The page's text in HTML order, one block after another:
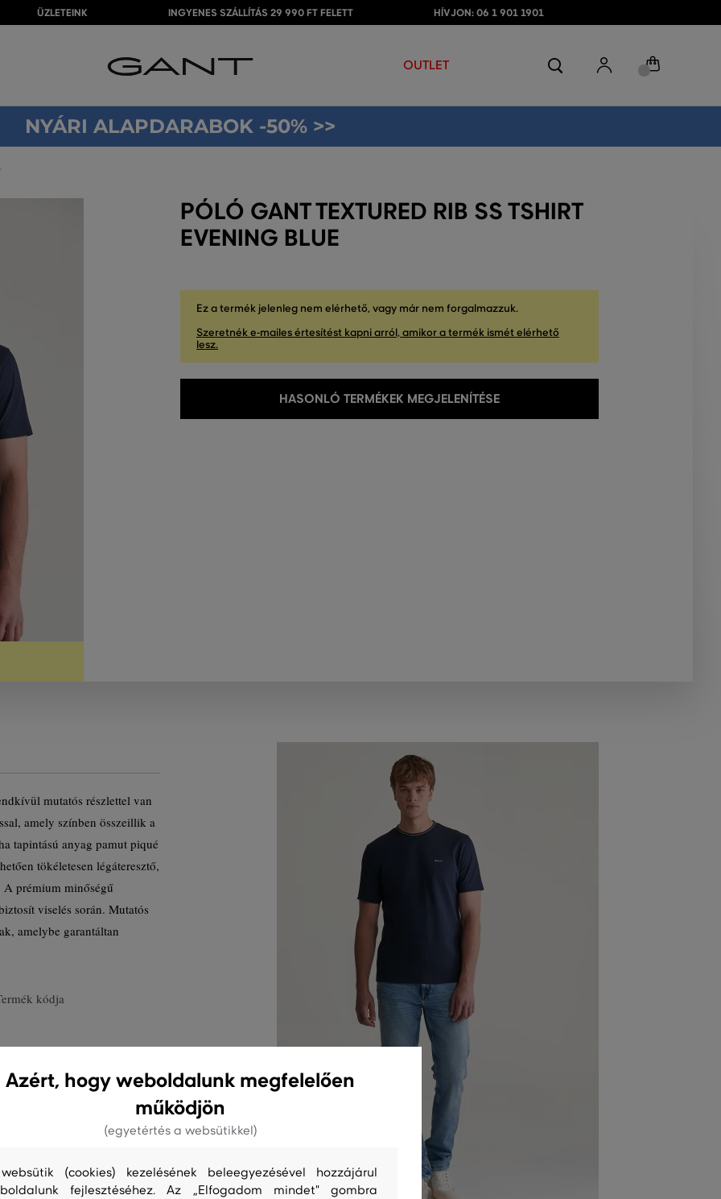
ÜZLETEINK INGYENES SZÁLLÍTÁS 29 990 FT FELETT HÍVJON: 06 1 901 1901
OUTLET
NYÁRI ALAPDARABOK -50% >>
PÓLÓ GANT TEXTURED RIB SS TSHIRT
EVENING BLUE
Ez a termék jelenleg nem elérhető, vagy már nem forgalmazzuk.
Szeretnék e-mailes értesítést kapni arról, amikor a termék ismét elérhető
lesz.
HASONLÓ TERMÉKEK MEGJELENÍTÉSE
mutatós részlettel van
amely színben összeillik a
tapintású anyag pamut piqué
tökéletesen légáteresztő,
A prémium minőségű
viselés során. Mutatós
amelybe garantáltan
kódja
Azért, hogy weboldalunk megfelelően
működjön
(egyetértés a websütikkel)
(cookies) kezelésének beleegyezésével hozzájárul
fejlesztéséhez. Az „Elfogadom mindet" gombra